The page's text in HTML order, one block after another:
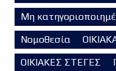
Μη
Νομοθεσία
ΟΙΚΙΑΚΕΣ ΣΤΕΓΕΣ